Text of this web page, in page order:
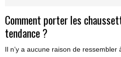
Comment porter les
tendance ?
Il n’y a aucune raison de